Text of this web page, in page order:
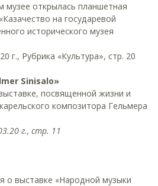
музее открылась планшетная
на государевой
исторического музея
г., Рубрика «Культура», стр. 20
Sinisalo»
посвященной жизни и
композитора Гельмера
г., стр. 11
о выставке «Народной музыки